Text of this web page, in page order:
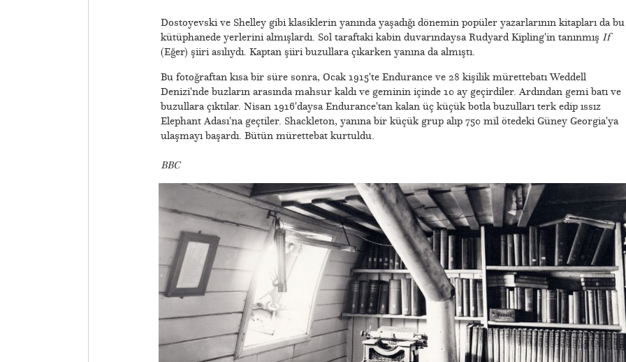
Dostoyevski ve Shelley gibi klasiklerin yanında yaşadığı dönemin popüler yazarlarının kitapları da bu
kütüphanede yerlerini almışlardı. Sol taraftaki kabin duvarındaysa Rudyard Kipling'in tanınmış If
(Eğer) şiiri asılıydı. Kaptan şiiri buzullara çıkarken yanına da almıştı.
Bu fotoğraftan kısa bir süre sonra, Ocak 1915'te Endurance ve 28 kişilik mürettebatı Weddell
Denizi'nde buzların arasında mahsur kaldı ve geminin içinde 10 ay geçirdiler. Ardından gemi batı ve
buzullara çıktılar. Nisan 1916'daysa Endurance'tan kalan üç küçük botla buzulları terk edip ıssız
Elephant Adası'na geçtiler. Shackleton, yanına bir küçük grup alıp 750 mil ötedeki Güney Georgia'ya
ulaşmayı başardı. Bütün mürettebat kurtuldu.
BBC